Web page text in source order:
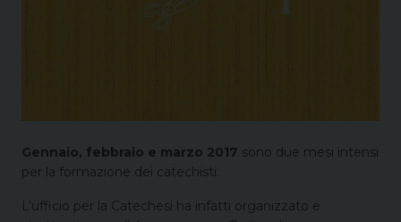
Gennaio, febbraio e marzo 2017 sono due mesi intensi
per la formazione dei catechisti.
L’ufficio per la Catechesi ha infatti organizzato e